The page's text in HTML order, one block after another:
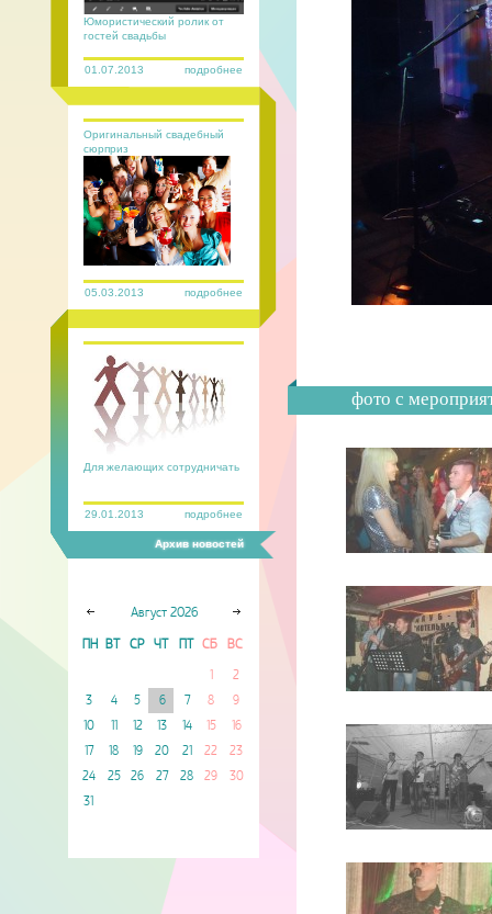
01.07.2013 подробнее
Юмористический ролик от
гостей свадьбы
05.03.2013 подробнее
Оригинальный свадебный
сюрприз
29.01.2013 подробнее
Для желающих сотрудничать
Архив новостей
Август 2026
ПН ВТ СР ЧТ СБ ВС
1
2
3
4 5 6 7 8
9
10
11 12 13 14 15
16
17
18 19 20 21 22
23
24
25 26 27 28 29
30
31
фото с